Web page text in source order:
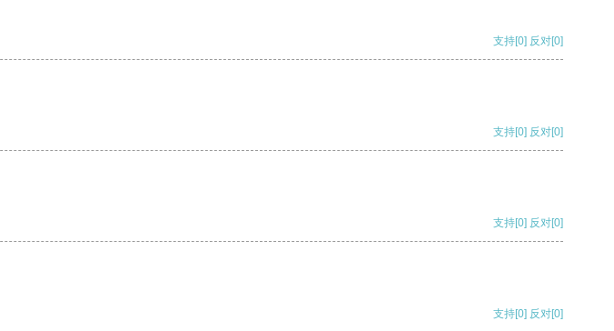
支持[0] 反对[0]
支持[0] 反对[0]
支持[0] 反对[0]
支持[0] 反对[0]